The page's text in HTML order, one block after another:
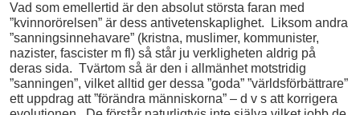
Vad som emellertid är den absolut största faran med
”kvinnorörelsen” är dess antivetenskaplighet. Liksom andra
”sanningsinnehavare” (kristna, muslimer, kommunister,
nazister, fascister m fl) så står ju verkligheten aldrig på
deras sida. Tvärtom så är den i allmänhet motstridig
”sanningen”, vilket alltid ger dessa ”goda” ”världsförbättrare”
ett uppdrag att ”förändra människorna” – d v s att korrigera